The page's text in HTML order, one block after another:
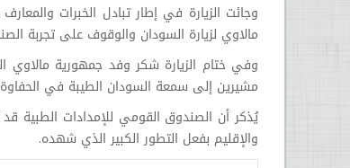
وجائت الزيارة في إطار تبادل الخبرات
مالاوي لزيارة السودان والوقوف على تجربة
وفي ختام الزيارة شكر وفد جمهورية مالاوي
مشيرين إلى سمعة السودان الطيبة في
يُذكر أن الصندوق القومي للإمدادات الطبية
والإقليم بفعل التطور الكبير الذي شهده.